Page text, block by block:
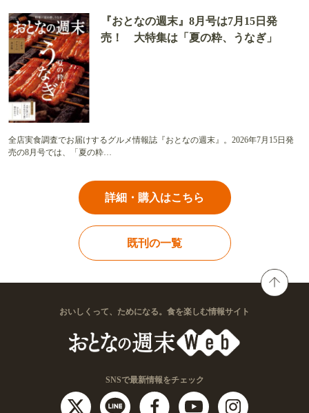
『おとなの週末』8月号は7月15日発
売！ 大特集は「夏の粋、うなぎ」
全店実食調査でお届けするグルメ情報誌『おとなの週末』。2026年7月15日発
売の8月号では、「夏の粋…
詳細・購入はこちら
既刊の一覧
おいしくって、ためになる。食を楽しむ情報サイト
SNSで最新情報をチェック